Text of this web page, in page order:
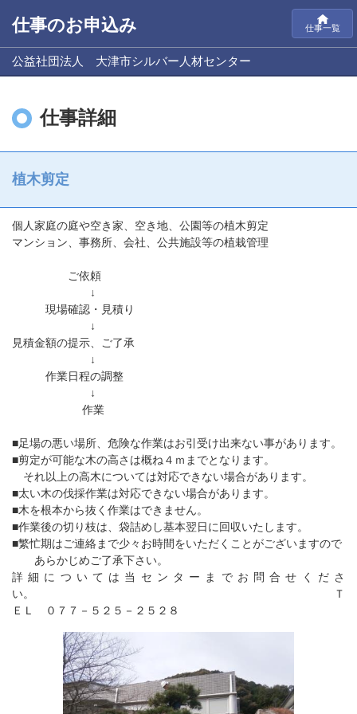
仕事のお申込み 仕事一覧
公益社団法人 大津市シルバー人材センター
仕事詳細
植木剪定
個人家庭の庭や空き家、空き地、公園等の植木剪定
マンション、事務所、会社、公共施設等の植栽管理
ご依頼
↓
現場確認・見積り
↓
見積金額の提示、ご了承
↓
作業日程の調整
↓
作業
■足場の悪い場所、危険な作業はお引受け出来ない事があります。
■剪定が可能な木の高さは概ね４ｍまでとなります。
それ以上の高木については対応できない場合があります。
■太い木の伐採作業は対応できない場合があります。
■木を根本から抜く作業はできません。
■作業後の切り枝は、袋詰めし基本翌日に回収いたします。
■繁忙期はご連絡まで少々お時間をいただくことがございますので
あらかじめご了承下さい。
詳細については当センターまでお問合せくださ
い。 Ｔ
ＥＬ ０７７－５２５－２５２８